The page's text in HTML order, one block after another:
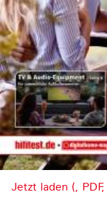
Jetzt laden (,